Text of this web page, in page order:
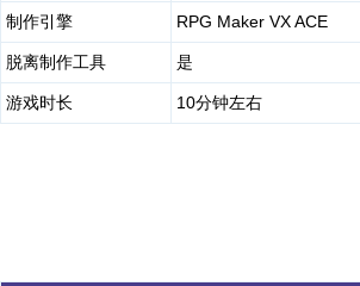
制作引擎 RPG Maker VX ACE
脱离制作工具 是
游戏时长 10分钟左右